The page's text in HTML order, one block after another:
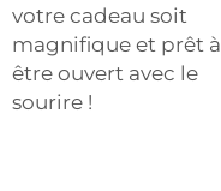
votre cadeau soit
magnifique et prêt à
être ouvert avec le
sourire !